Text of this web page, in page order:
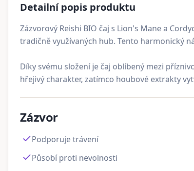
Detailní popis produktu
Zázvorový Reishi BIO čaj s Lion's Mane a
tradičně využívaných hub. Tento harmonický
Díky svému složení je čaj oblíbený mezi
hřejivý charakter, zatímco houbové extrakty
Zázvor
Podporuje trávení
Působí proti nevolnosti